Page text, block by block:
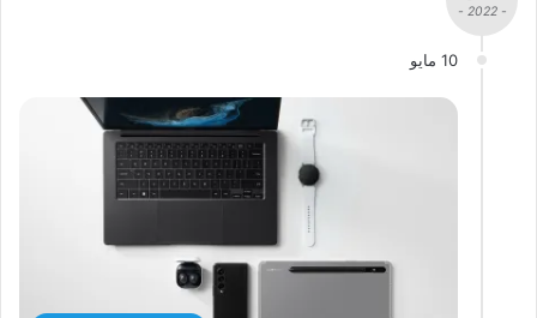
- 2022 -
10 مايو